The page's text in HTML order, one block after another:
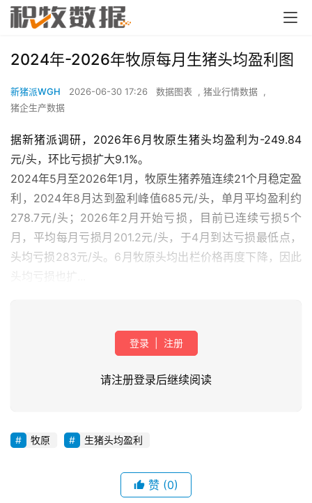
首
2024年-2026年牧原每月生猪头均盈利图
新猪派WGH 2026-06-30 17:26 数据图表 , 猪业行情数据
,
猪企生产数据
据新猪派调研，2026年6月牧原生猪头均盈利为-249.84
元/头，环比亏损扩大9.1%。
2024年5月至2026年1月，牧原生猪养殖连续21个月稳定盈
利，2024年8月达到盈利峰值685元/头，单月平均盈利约
278.7元/头；2026年2月开始亏损，目前已连续亏损5个
月，平均每月亏损月201.2元/头，于4月到达亏损最低点，
头均亏损283元/头。6月牧原头均出栏价格再度下降，因此
头均亏损也扩...
登录 注册
请注册登录后继续阅读
牧原 生猪头均盈利
赞 (0)